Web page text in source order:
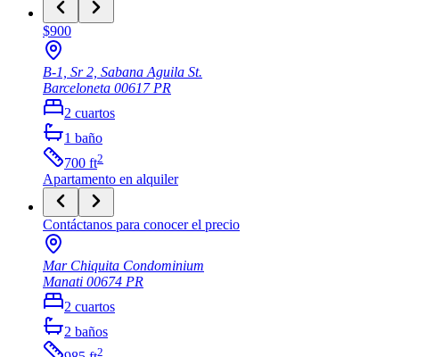
$900
B-1, Sr 2, Sabana Aguila St.
Barceloneta 00617PR
2 cuartos
1 baño
700 ft2
Apartamento en alquiler
Contáctanos para conocer el precio
Mar Chiquita Condominium
Manati 00674 PR
2 cuartos
2 baños
2